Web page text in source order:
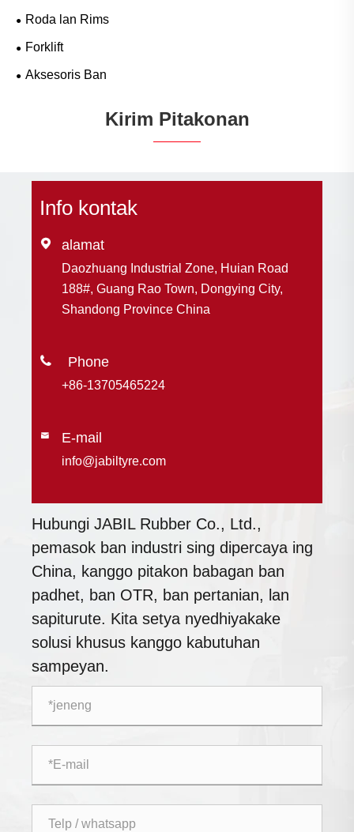
Roda lan Rims
Forklift
Aksesoris Ban
Kirim Pitakonan
Info kontak
 alamat
Daozhuang Industrial Zone, Huian Road
188#, Guang Rao Town, Dongying City,
Shandong Province China

+86-13705465224
 E-mail
info@jabiltyre.com
Hubungi JABIL Rubber Co., Ltd.,
pemasok ban industri sing dipercaya ing
China, kanggo pitakon babagan ban
padhet, ban OTR, ban pertanian, lan
sapiturute. Kita setya nyedhiyakake
solusi khusus kanggo kabutuhan
sampeyan.